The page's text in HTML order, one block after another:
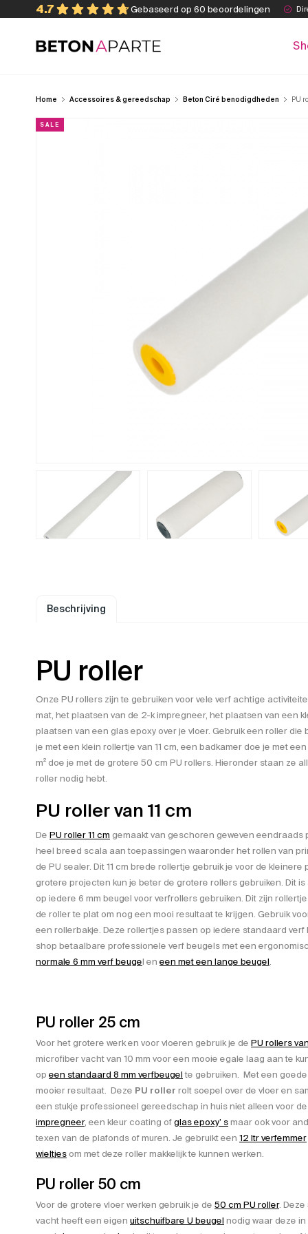
4.7 Gebaseerd op 60 beoordelingen
Beton Aparte
Home Accessoires & gereedschap Beton Ciré benodigdheden PU
SALE
Beschrijving
PU roller
Onze PU rollers zijn te gebruiken voor vele verf achtige
mat, het plaatsen van de 2-k impregneer, het plaatsen van een
plaatsen van een glas epoxy over je vloer. Gebruik een roller
je met een klein rollertje van 11 cm, een badkamer doe je met
m² doe je met de grotere 50 cm PU rollers. Hieronder staan ze
roller nodig hebt.
PU roller van 11 cm
De PU roller 11 cm gemaakt van geschoren geweven
heel breed scala aan toepassingen waaronder het rollen van
de PU sealer. Dit 11 cm brede rollertje gebruik je voor de
grotere projecten kun je beter de grotere rollers gebruiken. Dit
op iedere 6 mm beugel voor verfrollers gebruiken. Dit zijn
de roller te plat om nog een mooi resultaat te krijgen. Gebruik
een rollerbakje. Deze rollertjes passen op iedere standaard verf
shop betaalbare professionele verf beugels met een
normale 6 mm verf beugel en een met een lange beugel.
PU roller 25 cm
Voor het grotere werk en voor vloeren gebruik je de PU rollers
microfiber vacht van 10 mm voor een mooie egale laag aan te
op een standaard 8 mm verfbeugelte gebruiken. Met een
mooier resultaat. Deze PU roller rolt soepel over de vloer en
een stukje professioneel gereedschap in huis niet alleen voor
impregneer, een kleur coating ofglas epoxy’ smaar ook voor
texen van de plafonds of muren. Je gebruikt een 12 ltr verfemmer
wieltjesom met deze roller makkelijk te kunnen werken.
PU roller 50 cm
Voor de grotere vloer werken gebruik je de 50 cm PU roller.
vacht heeft een eigen uitschuifbare U beugel nodig waar deze